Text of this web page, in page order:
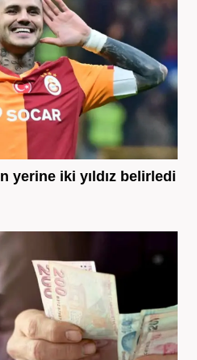
yerine iki yıldız belirledi